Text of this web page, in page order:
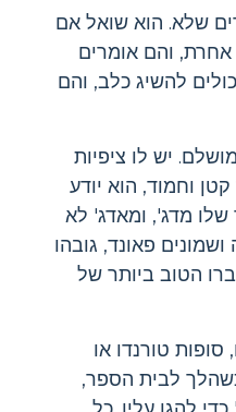
שלא. הוא שואל אם
אחרת, והם אומרים
להשיג כלב, והם
יש לו ציפיות
וחמוד, הוא יודע
מדג', ומאדג' לא
פאונד, גובהו
הטוב ביותר של
סופות טורנדו או
לבית הספר,